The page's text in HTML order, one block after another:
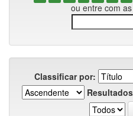
ou entre com
Classificar por: